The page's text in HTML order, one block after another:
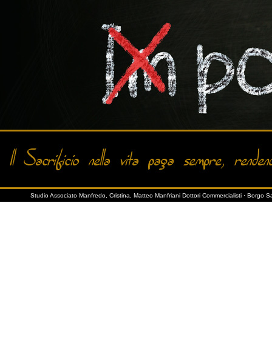
di
Studio Associato Manfredo, Cristina, Matteo Manfriani Dottori Commercialisti ·